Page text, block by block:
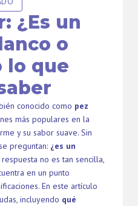
¿Es un
o
lo que
conocido como pez
más populares en la
y su sabor suave. Sin
preguntan: ¿es un
respuesta no es tan sencilla,
en un punto
En este artículo
incluyendo qué